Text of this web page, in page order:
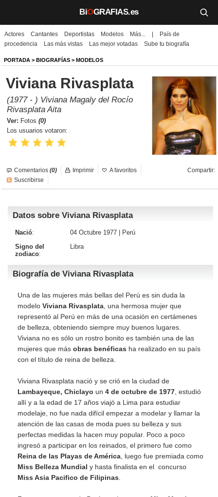
BiOGRAFIAS.es
Biografías
Películas
TV
Música
Un día como hoy
Videos
Galerías
Noticias
Iniciar sesión
Actores Cantantes Deportistas Modelos Más...
País de
procedencia
Las más vistas Las mejor votadas Sube tu biografía
PORTADA > BIOGRAFÍAS > MODELOS
Viviana Rivasplata
(1977 - ) Viviana Magaly del Rocío
Rivasplata Aita
Ver: Fotos (0)
Los usuarios votaron:
Comentarios (0) Compartir:
Imprimir
A favoritos
Suscribirse
Datos sobre Viviana Rivasplata
Nació: 04 Octubre 1977 |
Perú
Signo del
zodiaco:
Libra
Biografía de Viviana Rivasplata
Una de las mujeres más bellas del Perú es sin duda la
modelo Viviana Rivasplata , una hermosa mujer que
representó al Perú en más de una ocasión en certámenes
de belleza, obteniendo siempre muy buenos lugares.
Viviana no es sólo un rostro bonito es también una de las
mujeres que más obras benéficas ha realizado en su país
con el título de reina de belleza.
Viviana Rivasplata nació y se crió en la ciudad de
Lambayeque, Chiclayo un 4 de octubre de 1977 , estudió
allí y a la edad de 17 años viajó a Lima para estudiar
modelaje, no fue nada difícil empezar a modelar y llamar la
atención de las casas de moda pues su belleza y sus
perfectas medidas la hacen muy popular. Poco a poco
ingresó a participar en los reinados, el primero fue como
Reina de las Playas de América , luego fue premiada como
Miss Belleza Mundial y hasta finalista en el concurso
Miss Asia Pacifico de Filipinas